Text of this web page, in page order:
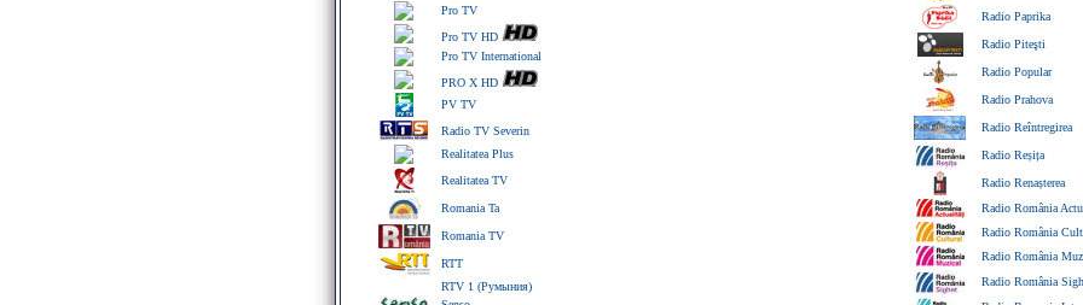
Pro TV
Pro TV HD
Pro TV International
PRO X HD
PV TV
Radio TV Severin
Realitatea Plus
Realitatea TV
Romania Ta
Romania TV
RTT
RTV 1 (Румыния)
Radio Paprika
Radio Piteşti
Radio Popular
Radio Prahova
Radio Reîntregirea
Radio Reșița
Radio Renașterea
Radio România
Radio România
Radio România
Radio România